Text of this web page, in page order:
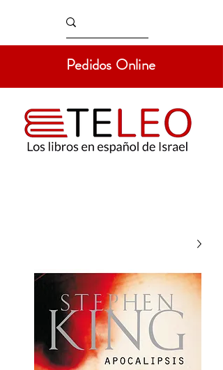
Pedidos Online